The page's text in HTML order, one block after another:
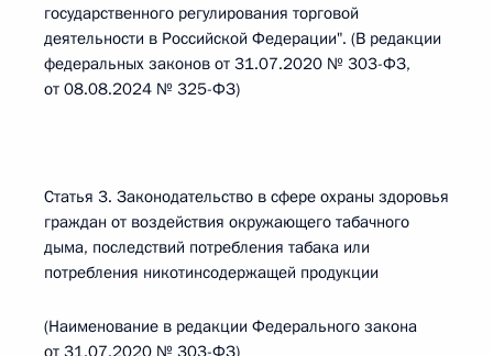
государственного регулирования торговой
деятельности в Российской Федерации". (В редакции
федеральных законов от 31.07.2020 № 303-ФЗ,
от 08.08.2024 № 325-ФЗ)
Статья 3. Законодательство в сфере охраны здоровья
граждан от воздействия окружающего табачного
дыма, последствий потребления табака или
потребления никотинсодержащей продукции
(Наименование в редакции Федерального закона
от 31.07.2020 № 303-ФЗ)